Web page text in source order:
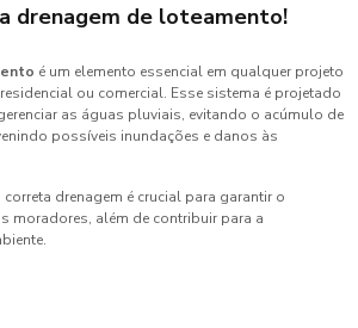
drenagem de loteamento!
é um elemento essencial em qualquer projeto
ou comercial. Esse sistema é projetado
as águas pluviais, evitando o acúmulo de
possíveis inundações e danos às
drenagem é crucial para garantir o
moradores, além de contribuir para a